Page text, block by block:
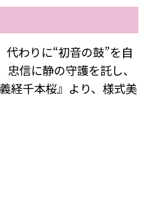
わりに“初音の鼓”を自
信に静の守護を託し、
経千本桜』より、様式美